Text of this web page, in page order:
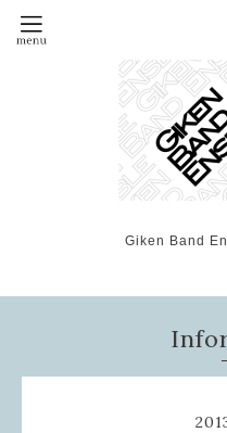
Giken Band